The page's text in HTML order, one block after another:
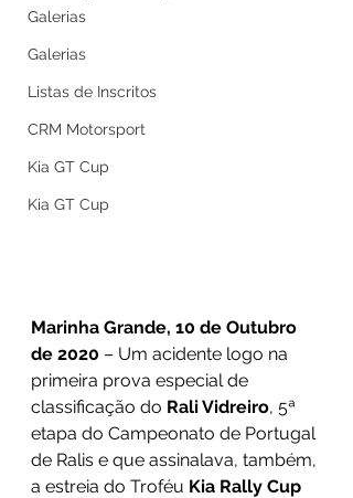
Galerias
Galerias
Listas de Inscritos
CRM Motorsport
Kia GT Cup
Kia GT Cup
Marinha Grande, 10 de Outubro
de 2020 – Um acidente logo na
primeira prova especial de
classificação do Rali Vidreiro, 5ª
etapa do Campeonato de Portugal
de Ralis e que assinalava, também,
a estreia do Troféu Kia Rally Cup